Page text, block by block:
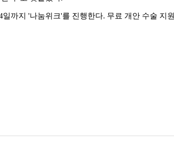
까지 '나눔위크'를 진행한다. 무료 개안 수술 지